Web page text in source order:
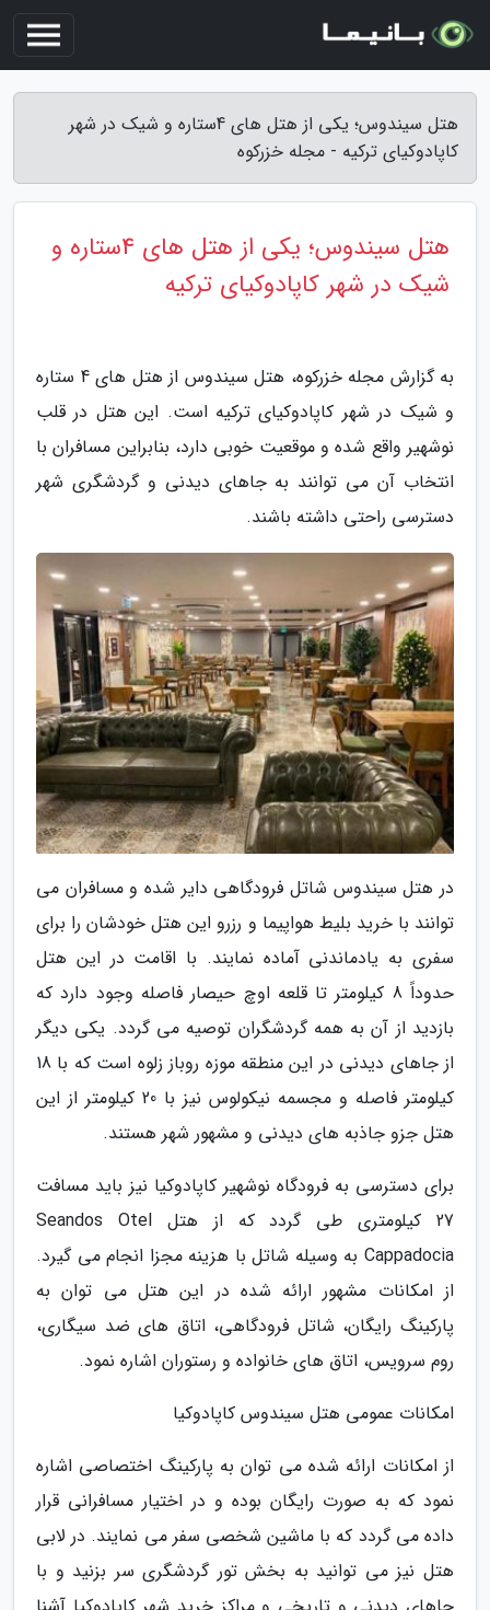
هتل سیندوس؛ یکی از هتل های 4ستاره و شیک در شهر
کاپادوکیای ترکیه - مجله خزرکوه
هتل سیندوس؛ یکی از هتل های 4ستاره و
شیک در شهر کاپادوکیای ترکیه
به گزارش مجله خزرکوه، هتل سیندوس از هتل های 4 ستاره
و شیک در شهر کاپادوکیای ترکیه است. این هتل در قلب
نوشهیر واقع شده و موقعیت خوبی دارد، بنابراین مسافران با
انتخاب آن می توانند به جاهای دیدنی و گردشگری شهر
دسترسی راحتی داشته باشند.
در هتل سیندوس شاتل فرودگاهی دایر شده و مسافران می
توانند با خرید بلیط هواپیما و رزرو این هتل خودشان را برای
سفری به یادماندنی آماده نمایند. با اقامت در این هتل
حدوداً 8 کیلومتر تا قلعه اوچ حیصار فاصله وجود دارد که
بازدید از آن به همه گردشگران توصیه می گردد. یکی دیگر
از جاهای دیدنی در این منطقه موزه روباز زلوه است که با 18
کیلومتر فاصله و مجسمه نیکولوس نیز با 20 کیلومتر از این
هتل جزو جاذبه های دیدنی و مشهور شهر هستند.
برای دسترسی به فرودگاه نوشهیر کاپادوکیا نیز باید مسافت
27 کیلومتری طی گردد که از هتل Seandos Otel
Cappadocia به وسیله شاتل با هزینه مجزا انجام می گیرد.
از امکانات مشهور ارائه شده در این هتل می توان به
پارکینگ رایگان، شاتل فرودگاهی، اتاق های ضد سیگاری،
روم سرویس، اتاق های خانواده و رستوران اشاره نمود.
امکانات عمومی هتل سیندوس کاپادوکیا
از امکانات ارائه شده می توان به پارکینگ اختصاصی اشاره
نمود که به صورت رایگان بوده و در اختیار مسافرانی قرار
داده می گردد که با ماشین شخصی سفر می نمایند. در لابی
هتل نیز می توانید به بخش تور گردشگری سر بزنید و با